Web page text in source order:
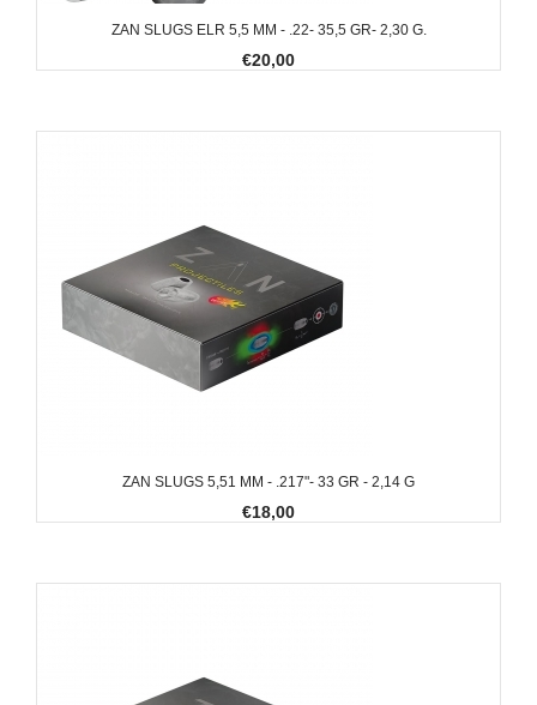
ZAN SLUGS ELR 5,5 MM - .22- 35,5 GR- 2,30 G.
€20,00
ZAN SLUGS 5,51 MM - .217"- 33 GR - 2,14 G
€18,00